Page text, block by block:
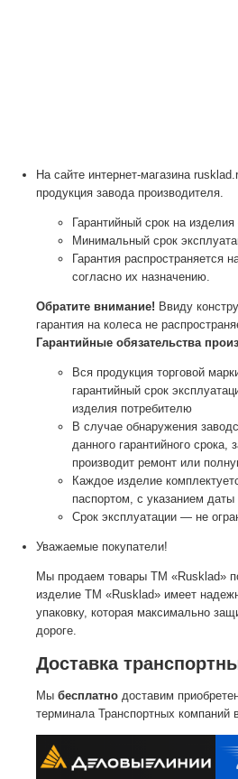
На сайте интернет-магазина
продукция завода производителя.
Гарантийный срок на
Минимальный срок
Гарантия распространяется
согласно их назначению.
Обратите внимание! Ввиду
гарантия на колеса не
Гарантийные обязательства
Вся продукция торговой
гарантийный срок
изделия потребителю
В случае обнаружения
данного гарантийного срока,
производит ремонт или
Каждое изделие
паспортом, с указанием
Срок эксплуатации — не
Уважаемые покупатели!
Мы продаем товары ТМ «Rusklad»
изделие ТМ «Rusklad» имеет
упаковку, которая максимально
дороге.
Доставка
Мы бесплатно доставим
терминала Транспортных компаний